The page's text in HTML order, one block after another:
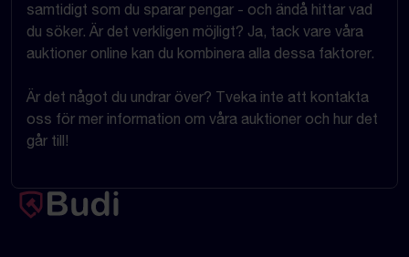
samtidigt som du sparar pengar - och ändå hittar vad
du söker. Är det verkligen möjligt? Ja, tack vare våra
auktioner online kan du kombinera alla dessa faktorer.
Är det något du undrar över? Tveka inte att kontakta
oss för mer information om våra auktioner och hur det
går till!